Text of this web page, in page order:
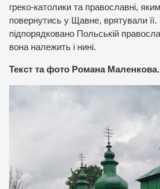
греко-католики та православні,
повернутись у Щавне, врятували
підпорядковано Польській
вона належить і нині.
Текст та фото Романа Маленкова.